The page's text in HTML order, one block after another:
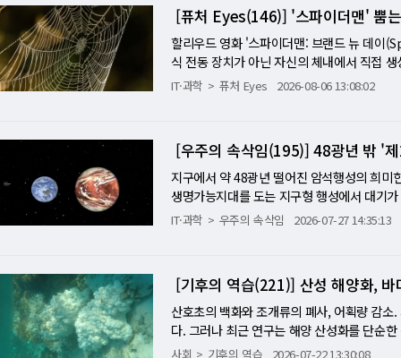
[퓨처 Eyes(146)] '스파이더맨' 뿜
할리우드 영화 '스파이더맨: 브랜드 뉴 데이
식 전동 장치가 아닌 자신의 체내에서 직접
다. 마천루 사이를 자유자재로 비행하고 추
의 영역에만 머물러 있었다. 그러나 2026년
다 단단한 실로 응고시키는 '실제 웹슈팅' 시
화학 중심의 기존 소재 산업을 대체하고 인
■ 강철보다 5배 강하고 케블라보다 10배 끈
골격을 이루고 비상용 로프 역할을 하는 '
강력하다. 가벼운 무게를 감안하면 비교 대
과 유연성의 결합체적 측면에서 무려 10배
잘 늘어나지만 힘을 받지 못하는 한계를 완
늘어나면서도 절대 끊어지지 않는다. 비밀
구조에 있다. 스피드로인 분자를 극미세 수
IT·과학 퓨처 Eyes 2026-08-06 13:08:02
[우주의 속삭임(195)] 48광년 밖 '
지구에서 약 48광년 떨어진 암석행성의 희미
생명가능지대를 도는 지구형 행성에서 대기
스소니언 천체물리학센터 공동 연구진은 적
성에서 받는 것으로 알려졌다. 표면 온도가
있다는 의미다. 그러나 생명가능지대에 있다
로 유지하고 지나친 온도 변화를 막으려면
운 행성의 대기를 장기간에 걸쳐 벗겨낼 수
IT·과학 우주의 속삭임 2026-07-27 14:35:13
산호초의 백화와 조개류의 폐사, 어획량 감
다. 그러나 최근 연구는 해양 산성화를 단순
학적 사건'으로 바라봐야 한다는 새로운 관
사회 기후의 역습 2026-07-22 13:30:08